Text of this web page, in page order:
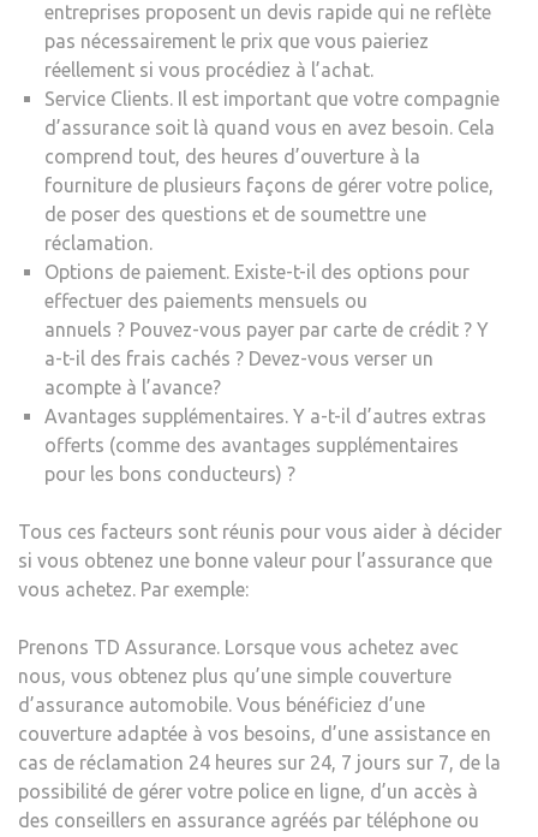
entreprises proposent un devis rapide qui ne reflète
pas nécessairement le prix que vous paieriez
réellement si vous procédiez à l’achat.
Service Clients. Il est important que votre compagnie
d’assurance soit là quand vous en avez besoin. Cela
comprend tout, des heures d’ouverture à la
fourniture de plusieurs façons de gérer votre police,
de poser des questions et de soumettre une
réclamation.
Options de paiement. Existe-t-il des options pour
effectuer des paiements mensuels ou
annuels ? Pouvez-vous payer par carte de crédit ? Y
a-t-il des frais cachés ? Devez-vous verser un
acompte à l’avance?
Avantages supplémentaires. Y a-t-il d’autres extras
offerts (comme des avantages supplémentaires
pour les bons conducteurs) ?
Tous ces facteurs sont réunis pour vous aider à décider
si vous obtenez une bonne valeur pour l’assurance que
vous achetez. Par exemple:
Prenons TD Assurance. Lorsque vous achetez avec
nous, vous obtenez plus qu’une simple couverture
d’assurance automobile. Vous bénéficiez d’une
couverture adaptée à vos besoins, d’une assistance en
cas de réclamation 24 heures sur 24, 7 jours sur 7, de la
possibilité de gérer votre police en ligne, d’un accès à
des conseillers en assurance agréés par téléphone ou